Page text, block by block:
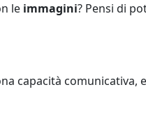
le immagini? Pensi di
capacità